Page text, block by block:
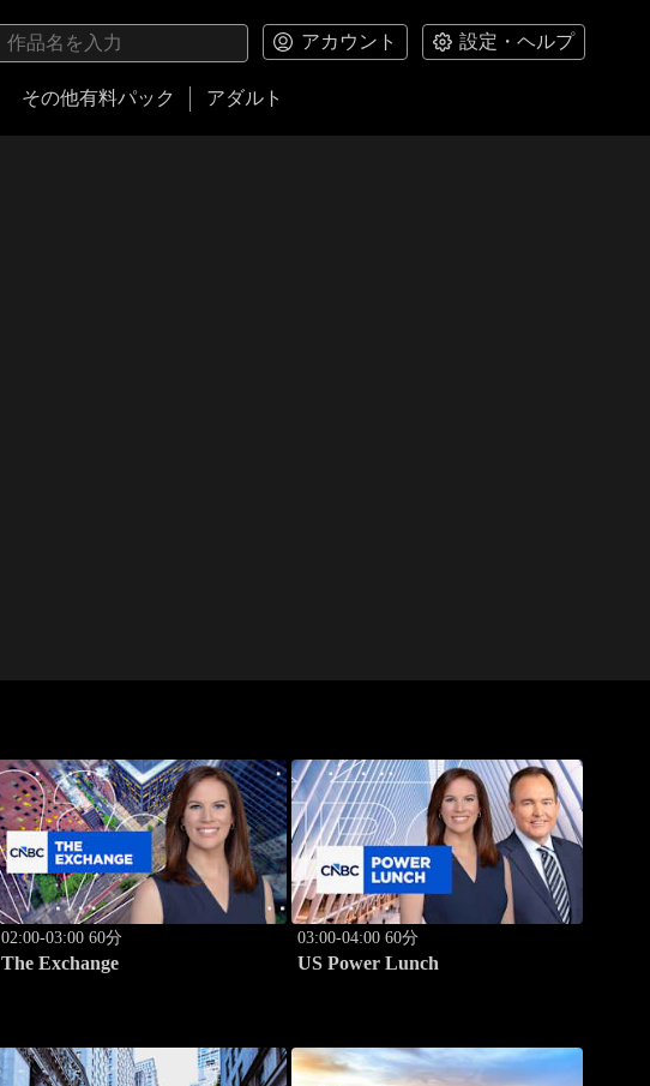
アカウント 設定・ヘルプ
その他有料パック アダルト
02:00-03:00 60分
The Exchange
03:00-04:00 60分
US Power Lunch